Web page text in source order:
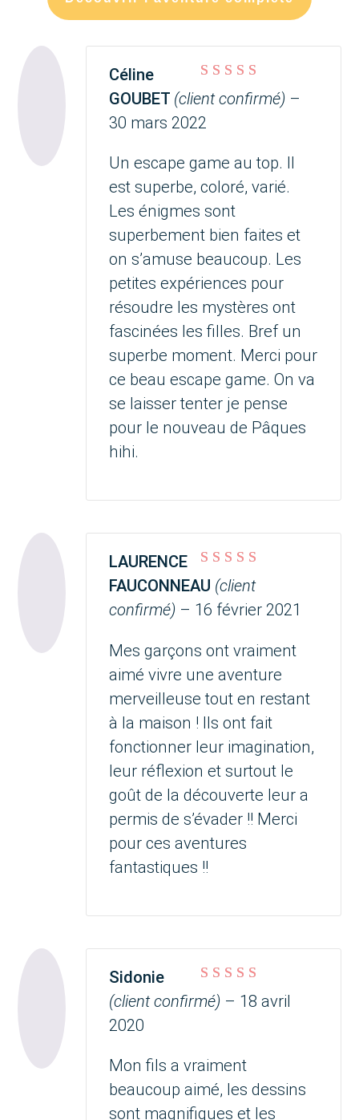
Note sur 5
Céline
GOUBET (client confirmé) –
30 mars 2022
Un escape game au top. Il
est superbe, coloré, varié.
Les énigmes sont
superbement bien faites et
on s’amuse beaucoup. Les
petites expériences pour
résoudre les mystères ont
fascinées les filles. Bref un
superbe moment. Merci pour
ce beau escape game. On va
se laisser tenter je pense
pour le nouveau de Pâques
hihi.
Note5sur 5
LAURENCE
FAUCONNEAU (client
confirmé) – 16 février 2021
Mes garçons ont vraiment
aimé vivre une aventure
merveilleuse tout en restant
à la maison ! Ils ont fait
fonctionner leur imagination,
leur réflexion et surtout le
goût de la découverte leur a
permis de s’évader !! Merci
pour ces aventures
fantastiques !!
Note sur 5
Sidonie
(client confirmé) – 18 avril
2020
Mon fils a vraiment
beaucoup aimé, les dessins
sont magnifiques et les